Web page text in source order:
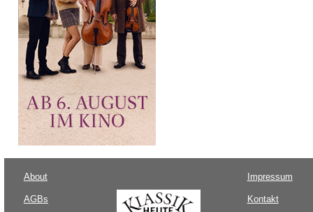
About
AGBs
Impressum
Kontakt